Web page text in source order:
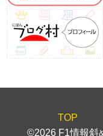
TOP
©2026 F1情報斜